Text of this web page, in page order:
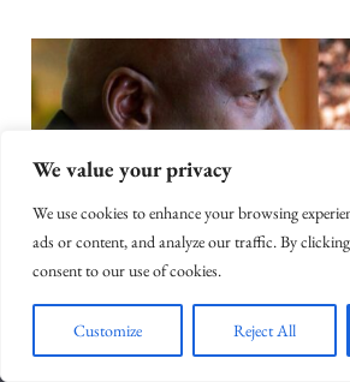
We value your privacy
We use cookies to enhance your browsing
ads or content, and analyze our traffic. By
consent to our use of cookies.
Customize Reject All
L'angolo dei Pro